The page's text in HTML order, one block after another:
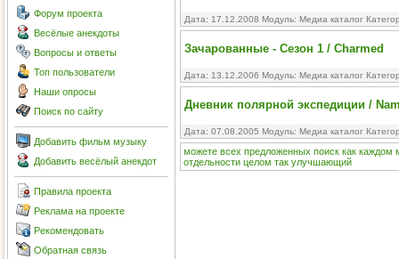
Форум проекта
Весёлые анекдоты
Вопросы и ответы
Топ пользователи
Наши опросы
Поиск по сайту
Добавить фильм музыку
Добавить весёлый анекдот
Правила проекта
Реклама на проекте
Рекомендовать
Обратная связь
Дата: 17.12.2008 Модуль: Медиа каталог
Зачарованные - Сезон 1 / Charmed
Дата: 13.12.2006 Модуль: Медиа каталог
Дневник полярной экспедиции /
Дата: 07.08.2005 Модуль: Медиа каталог
можете всех предложенных поиск как каждом
отдельности целом так улучшающий